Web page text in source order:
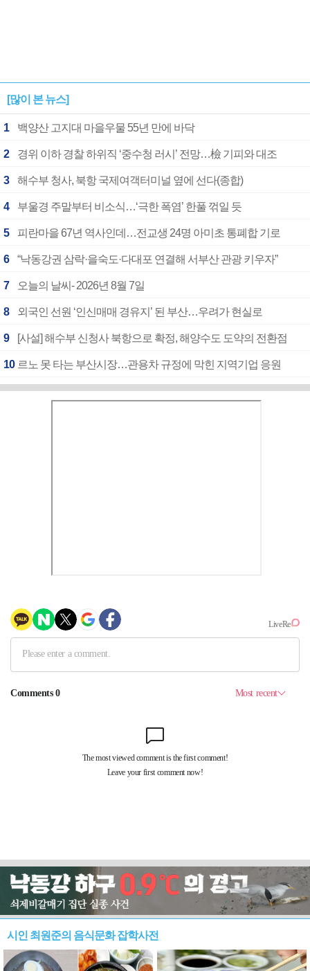
[많이 본 뉴스]
1 백양산 고지대 마을우물 55년 만에 바닥
2 경위 이하 경찰 하위직 ‘중수청 러시’ 전망…檢 기피와 대조
3 해수부 청사, 북항 국제여객터미널 옆에 선다(종합)
4 부울경 주말부터 비소식…‘극한 폭염’ 한풀 꺾일 듯
5 피란마을 67년 역사인데…전교생 24명 아미초 통폐합 기로
6 “낙동강권 삼락·을숙도·다대포 연결해 서부산 관광 키우자”
7 오늘의 날씨- 2026년 8월 7일
8 외국인 선원 ‘인신매매 경유지’ 된 부산…우려가 현실로
9 [사설] 해수부 신청사 북항으로 확정, 해양수도 도약의 전환점
10 르노 못 타는 부산시장…관용차 규정에 막힌 지역기업 응원
시인 최원준의 음식문화 잡학사전